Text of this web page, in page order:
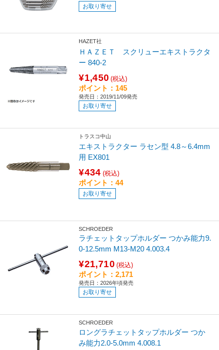
お取り寄せ
HAZET社
ＨＡＺＥＴ スクリューエキストラクタ
ー 840-2
¥1,450 (税込)
ポイント：145
発売日：2019/11/09発売
お取り寄せ
トラスコ中山
エキストラクター ラセン型 4.8～6.4mm
用 EX801
¥434 (税込)
ポイント：44
お取り寄せ
SCHROEDER
ラチェットタップホルダー つかみ能力9.
0-12.5mm M13-M20 4.003.4
¥21,710 (税込)
ポイント：2,171
発売日：2026年頃発売
お取り寄せ
SCHROEDER
ロングラチェットタップホルダー つか
み能力2.0-5.0mm 4.008.1